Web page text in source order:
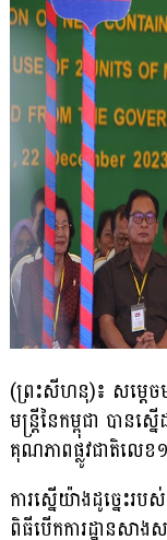
(ព្រះសីហនុ)៖ សម្តេ
មន្ត្រីនៃកម្ពុជា បាន
គុណភាពផ្លូវជាតិលេ
ការស្នើយ៉ាងដូច្នេះ
ពិធីបើកការដ្ឋានស